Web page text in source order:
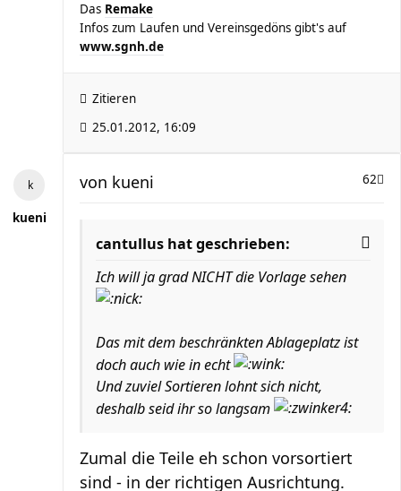
Das Remake
Infos zum Laufen und Vereinsgedöns gibt's auf
www.sgnh.de
Zitieren
25.01.2012, 16:09
kueni
62
von kueni
cantullus hat geschrieben:
Ich will ja grad NICHT die Vorlage sehen
Das mit dem beschränkten Ablageplatz ist
doch auch wie in echt
Und zuviel Sortieren lohnt sich nicht,
deshalb seid ihr so langsam
Zumal die Teile eh schon vorsortiert
sind - in der richtigen Ausrichtung.